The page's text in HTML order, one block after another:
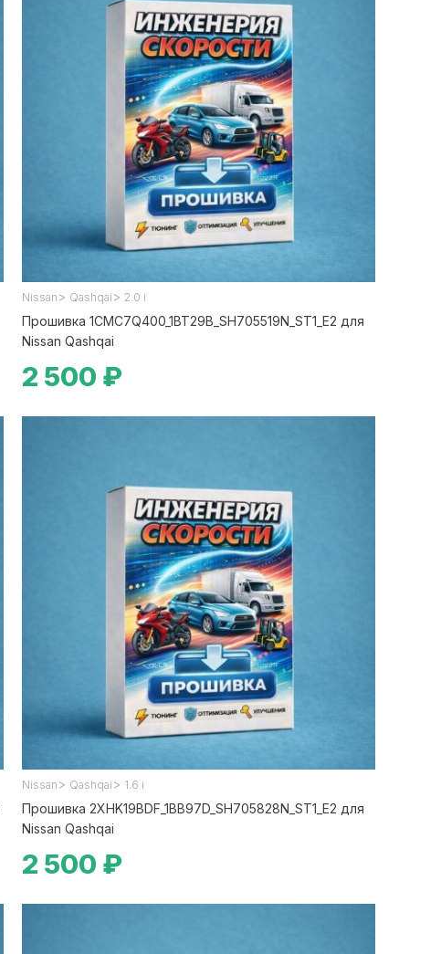
Nissan > Qashqai > 2.0 i
Прошивка 1CMC7Q400_1BT29B_SH705519N_ST1_E2 для
Nissan Qashqai
2 500 ₽
Nissan > Qashqai > 1.6 i
Прошивка 2XHK19BDF_1BB97D_SH705828N_ST1_E2 для
Nissan Qashqai
2 500 ₽